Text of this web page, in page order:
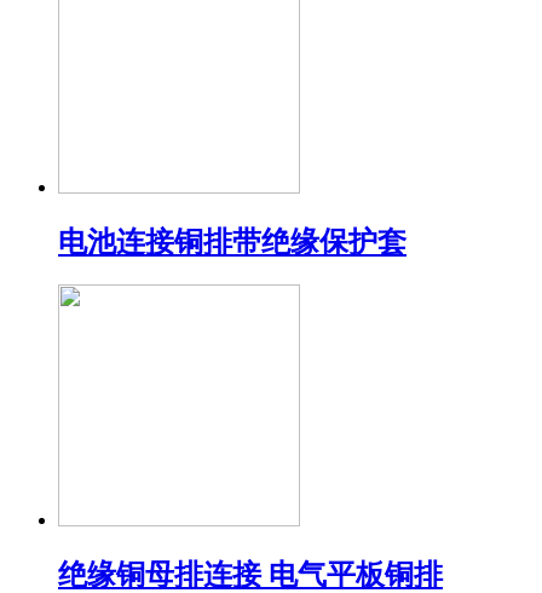
电池连接铜排带绝缘保护套
绝缘铜母排连接 电气平板铜排